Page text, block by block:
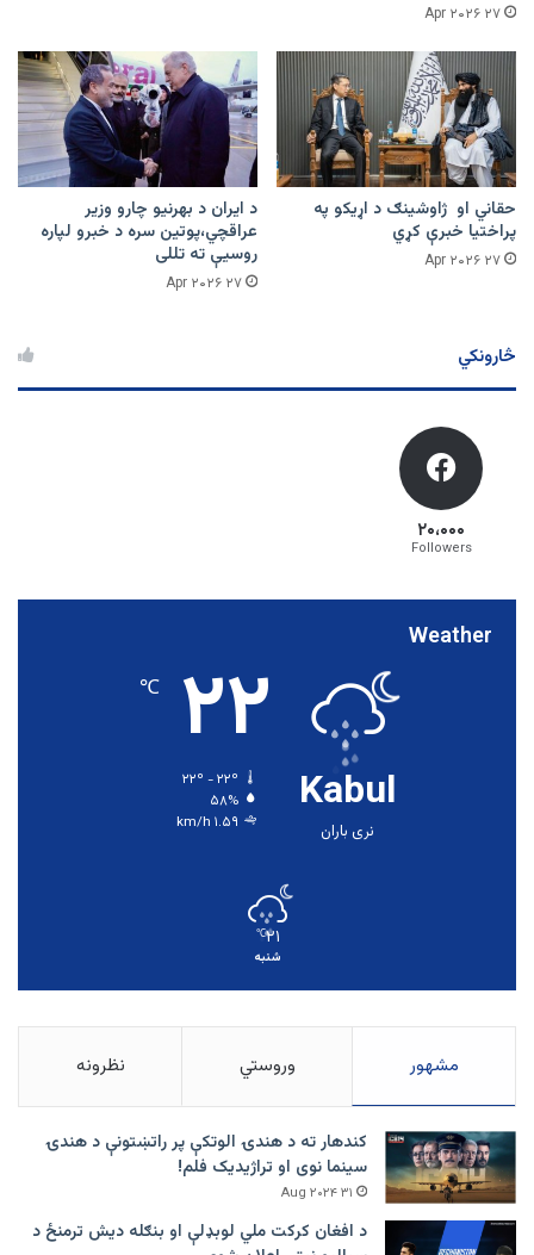
۲۷ Apr ۲۰۲۶
حقاني او ژاوشینګ د اړیکو په
پراختیا خبرې کړي
۲۷ Apr ۲۰۲۶
د ایران د بهرنیو چارو وزیر
عراقچي،پوتین سره د خبرو لپاره
روسیې ته تللی
۲۷ Apr ۲۰۲۶
څارونکي
۲۰،۰۰۰
Followers
Weather
Kabul
نری باران
۲۲ ℃
۵۸%
۱.۵۹ km/h
۲۱℃
شنبه
مشهور وروستي نظرونه
کندهار ته د هندۍ الوتکې پر راتښتونې د هندۍ
سینما نوی او تراژيديک فلم!
۳۱ Aug ۲۰۲۴
د افغان کرکت ملي لوبډلې او بنګله دیش ترمنځ د